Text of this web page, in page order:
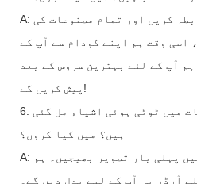
A: براہ کرم ہم سے بروقت رابطہ کریں اور تمام مصنوعات کی
اسی وقت ہم اپنے گودام سے آپ کے
آپ کے لئے بہترین سروس کے بعد
پیش کریں گے!
6. سوال: اگر میری مصنوعات میں ٹوٹی ہوئی اشیاء مل گئی
ہیں؟ میں کیا کروں؟
A: جب آپ کو پیکیج ملا تو ہمیں پہلی بار تصویر بھیجیں۔ ہم
آرڈر پر آپ کے لیے بدل دیں گے۔